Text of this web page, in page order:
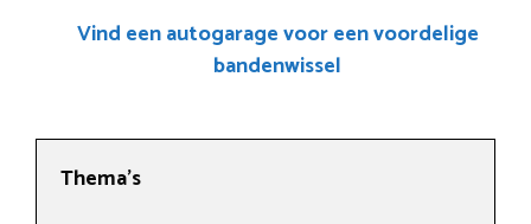
Vind een autogarage voor een voordelige
bandenwissel
Thema’s